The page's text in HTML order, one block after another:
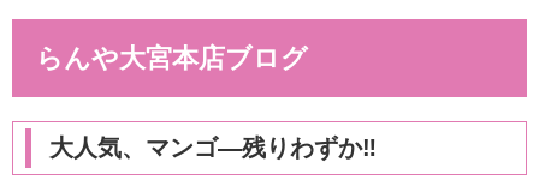
らんや大宮本店ブログ
大人気、マンゴ―残りわずか‼